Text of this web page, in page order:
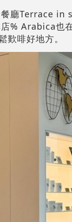
廳Terrace in
% Arabica也
歎啡好地方。